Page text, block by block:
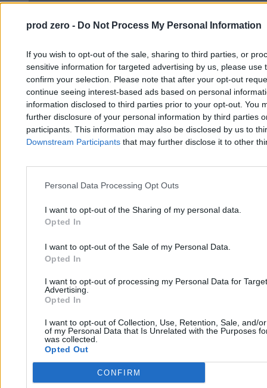
prod zero - Do Not Process My Personal Information
If you wish to opt-out of the sale, sharing to third parties, or
sensitive information for targeted advertising by us, please use
confirm your selection. Please note that after your opt-out
continue seeing interest-based ads based on personal
information disclosed to third parties prior to your opt-out. You
further disclosure of your personal information by third parties
participants. This information may also be disclosed by us to
Downstream Participants that may further disclose it to other
Personal Data Processing Opt Outs
I want to opt-out of the Sharing of my personal data.
Opted In
I want to opt-out of the Sale of my Personal Data.
Opted In
I want to opt-out of processing my Personal Data for
Advertising.
Opted In
I want to opt-out of Collection, Use, Retention, Sale, and/
of my Personal Data that Is Unrelated with the Purposes
was collected.
Opted Out
CONFIRM
cyberszpiegowski. Czy to następca Pegasusa?
Mateusz Chrobok
21.02.2026
10 min
Najpopularniejsze
Selfie ujawniło kolejny program cyberszpiegowski. Czy to następca
Tematy
Opinie